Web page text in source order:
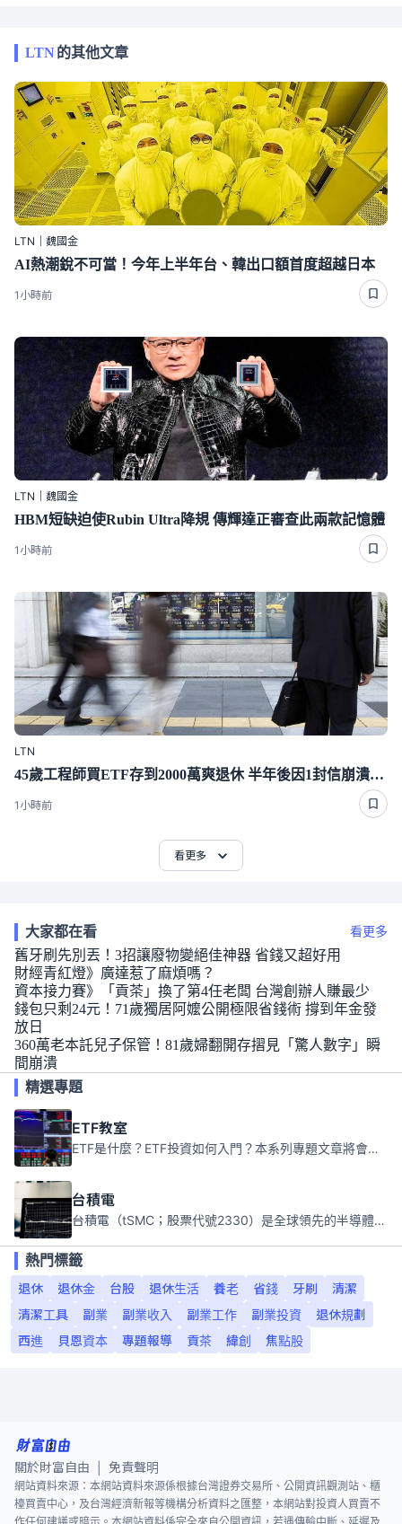
LTN 的其他文章
LTN｜魏國金
AI熱潮銳不可當！今年上半年台、韓出口額首度超越日本
1小時前
LTN｜魏國金
HBM短缺迫使Rubin Ultra降規 傳輝達正審查此兩款記憶體
1小時前
LTN
45歲工程師買ETF存到2000萬爽退休 半年後因1封信崩潰重回職場
1小時前
看更多
大家都在看 看更多
舊牙刷先別丟！3招讓廢物變絕佳神器 省錢又超好用
財經青紅燈》廣達惹了麻煩嗎？
資本接力賽》「貢茶」換了第4任老闆 台灣創辦人賺最少
錢包只剩24元！71歲獨居阿嬤公開極限省錢術 撐到年金發
放日
360萬老本託兒子保管！81歲婦翻開存摺見「驚人數字」瞬
間崩潰
精選專題
ETF教室
ETF是什麼？ETF投資如何入門？本系列專題文章將會告訴你新手必須知道的ETF基礎知識。
台積電
台積電（tSMC；股票代號2330）是全球領先的半導體代工公司，成立於1987年，總部位於台灣新竹。且已於美國、日本、德國及中國設廠，台積電是全球首家專業積體電路製造服務公司，也是全球最先進和最大規模的半導體代工廠。
熱門標籤
退休
退休金 台股 退休生活 養老 省錢 牙刷
清潔
清潔工具
副業 副業收入 副業工作 副業投資
退休規劃
西進
貝恩資本 專題報導 貢茶 緯創 焦點股
關於財富自由 免責聲明
網站資料來源：本網站資料來源係根據台灣證券交易所、公開資訊觀測站、櫃
檯買賣中心，及台灣經濟新報等機構分析資料之匯整，本網站對投資人買賣不